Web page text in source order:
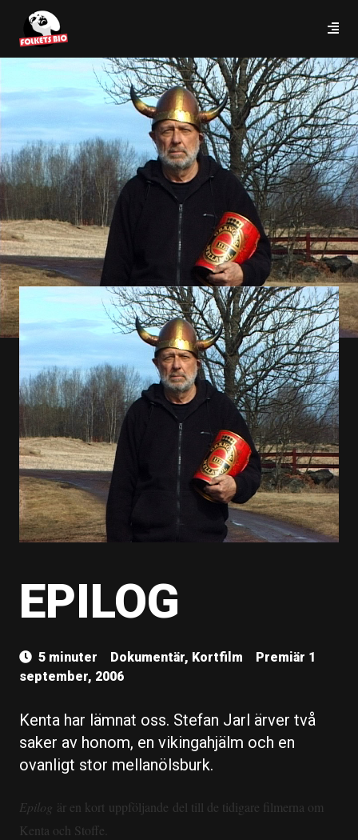
EPILOG
5 minuter Dokumentär, Kortfilm
Premiär 1
september, 2006
Kenta har lämnat oss. Stefan Jarl ärver två
saker av honom, en vikingahjälm och en
ovanligt stor mellanölsburk.
Epilog är en kort uppföljande del till de tidigare filmerna om
Kenta och Stoffe.